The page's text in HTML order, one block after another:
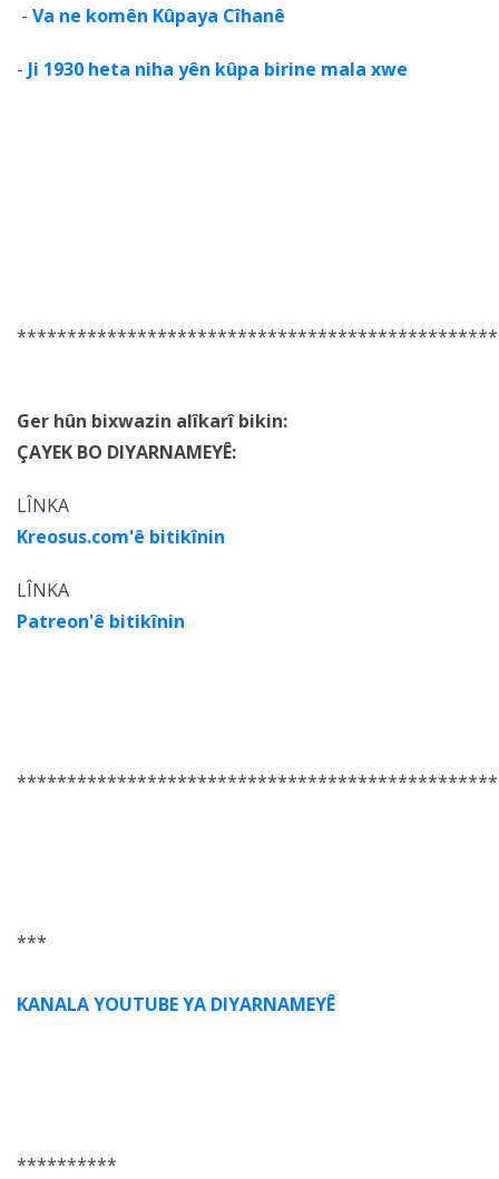
- Va ne komên Kûpaya Cîhanê
- Ji 1930 heta niha yên kûpa birine mala xwe
Ger hûn bixwazin alîkarî bikin:
ÇAYEK BO DIYARNAMEYÊ:
LÎNKA
Kreosus.com'ê bitikînin
LÎNKA
Patreon'ê bitikînin
***
KANALA YOUTUBE YA DIYARNAMEYÊ
**********